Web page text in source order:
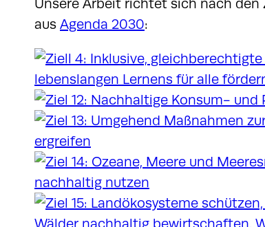
Unsere Arbeit richtet sich nach
aus Agenda 2030: